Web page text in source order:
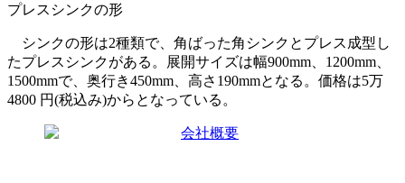
プレスシンクの形
シンクの形は2種類で、角ばった角シンクとプレス成型し
たプレスシンクがある。展開サイズは幅900mm、1200mm、
1500mmで、奥行き450mm、高さ190mmとなる。価格は5万
4800 円(税込み)からとなっている。